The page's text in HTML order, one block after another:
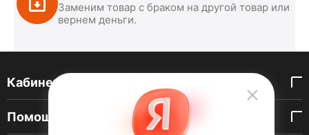
Заменим товар с браком на другой товар или
вернем деньги.
Кабинет покупателя
Помощь покупателю